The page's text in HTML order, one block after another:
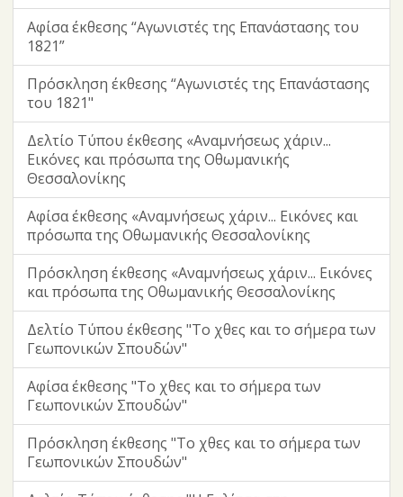
Αφίσα έκθεσης “Αγωνιστές της Επανάστασης του
1821”
Πρόσκληση έκθεσης “Αγωνιστές της Επανάστασης
του 1821"
Δελτίο Τύπου έκθεσης «Αναμνήσεως χάριν...
Εικόνες και πρόσωπα της Οθωμανικής
Θεσσαλονίκης
Αφίσα έκθεσης «Αναμνήσεως χάριν... Εικόνες και
πρόσωπα της Οθωμανικής Θεσσαλονίκης
Πρόσκληση έκθεσης «Αναμνήσεως χάριν... Εικόνες
και πρόσωπα της Οθωμανικής Θεσσαλονίκης
Δελτίο Τύπου έκθεσης "Το χθες και το σήμερα των
Γεωπονικών Σπουδών"
Αφίσα έκθεσης "Το χθες και το σήμερα των
Γεωπονικών Σπουδών"
Πρόσκληση έκθεσης "Το χθες και το σήμερα των
Γεωπονικών Σπουδών"